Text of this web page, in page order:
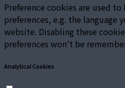
Preference cookies are used
preferences, e.g. the language
website. Disabling these
preferences won't be
Analytical Cookies